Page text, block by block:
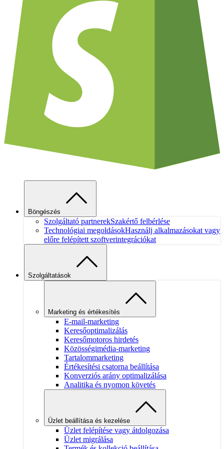
Böngészés
Szolgáltató partnerekSzakértő felbérlése
Technológiai megoldásokHasználj alkalmazásokat vagy
előre felépített szoftverintegrációkat
Szolgáltatások
Marketing és értékesítés
E-mail-marketing
Keresőoptimalizálás
Keresőmotoros hirdetés
Közösségimédia-marketing
Tartalommarketing
Értékesítési csatorna beállítása
Konverziós arány optimalizálása
Analitika és nyomon követés
Üzlet beállítása és kezelése
Üzlet felépítése vagy átdolgozása
Üzlet migrálása